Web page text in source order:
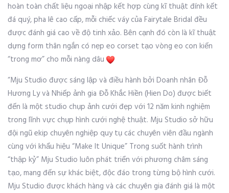
hoàn toàn chất liệu ngoại nhập kết hợp cùng kĩ thuật đính kết
đá quý, pha lê cao cấp, mỗi chiếc váy của Fairytale Bridal đều
được đánh giá cao về độ tinh xảo. Bên cạnh đó còn là kĩ thuật
dựng form thân ngắn có nẹp eo corset tạo vòng eo con kiến
“trong mơ” cho mỗi nàng dâu
“Mju Studio được sáng lập và điều hành bởi Doanh nhân Đỗ
Hương Ly và Nhiếp ảnh gia Đỗ Khắc Hiền (Hien Do) được biết
đến là một studio chụp ảnh cưới đẹp với 12 năm kinh nghiệm
trong lĩnh vực chụp hình cưới nghệ thuật. Mju Studio sở hữu
đội ngũ ekip chuyên nghiệp quy tụ các chuyên viên đầu ngành
cùng với khẩu hiệu “Make It Unique” Trong suốt hành trình
“thập kỷ” Mju Studio luôn phát triển với phương châm sáng
tạo, mang đến sự khác biệt, độc đáo trong từng bộ hình cưới.
Mju Studio được khách hàng và các chuyên gia đánh giá là một